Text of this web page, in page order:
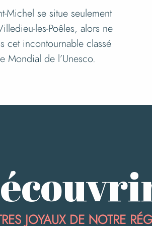
Michel se situe seulement
les-Poêles, alors ne
cet incontournable classé
Mondial de l’Unesco.
JOYAUX DE NOTRE